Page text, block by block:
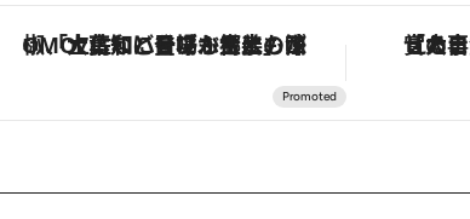
「大事なのは地域の意識を変えること」。ロレックス賞受賞の自然保護活動家が実現させたナイジェリアの自然環境の復活